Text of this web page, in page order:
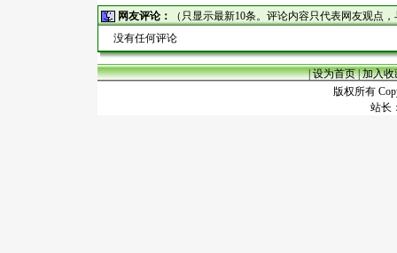
网友评论：
（只显示最新10条。评论内容只代表网友观点
没有任何评论
|设为首页|加入收
版权所有
站长